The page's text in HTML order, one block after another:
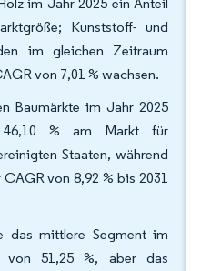
Kunststoff- und
im gleichen Zeitraum
von 7,01 % wachsen.
Baumärkte im Jahr 2025
46,10 % am Markt für
Staaten, während
von 8,92 % bis 2031
das mittlere Segment im
von 51,25 %, aber das